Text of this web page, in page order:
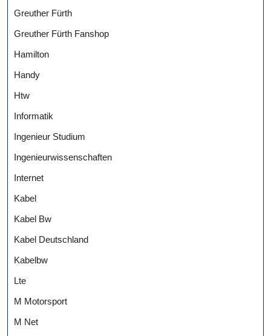
Greuther Fürth
Greuther Fürth Fanshop
Hamilton
Handy
Htw
Informatik
Ingenieur Studium
Ingenieurwissenschaften
Internet
Kabel
Kabel Bw
Kabel Deutschland
Kabelbw
Lte
M Motorsport
M Net